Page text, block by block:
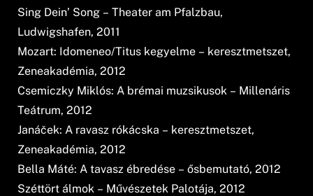
Sing Dein’ Song – Theater am Pfalzbau,
Ludwigshafen, 2011
Mozart: Idomeneo/Titus kegyelme – keresztmetszet,
Zeneakadémia, 2012
Csemiczky Miklós: A brémai muzsikusok – Millenáris
Teátrum, 2012
Janáček: A ravasz rókácska – keresztmetszet,
Zeneakadémia, 2012
Bella Máté: A tavasz ébredése – ősbemutató, 2012
Széttört álmok – Művészetek Palotája, 2012